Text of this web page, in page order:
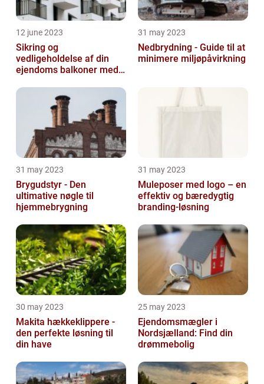
12 june 2023
Sikring og
vedligeholdelse af din
ejendoms balkoner med
31 may 2023
Nedbrydning - Guide til at
minimere miljøpåvirkning
31 may 2023
Brygudstyr - Den
ultimative nøgle til
hjemmebrygning
31 may 2023
Muleposer med logo – en
effektiv og bæredygtig
branding-løsning
30 may 2023
Makita hækkeklippere -
den perfekte løsning til
din have
25 may 2023
Ejendomsmægler i
Nordsjælland: Find din
drømmebolig